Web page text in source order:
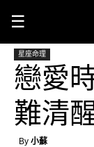
☰
星座命理
戀愛
難清
By 小蘇